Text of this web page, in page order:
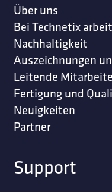
Über uns
Bei Technetix
Nachhaltigkeit
Auszeichnungen
Leitende
Fertigung und
Neuigkeiten
Partner
Support